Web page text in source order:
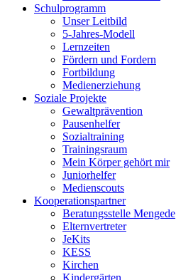
Schulprogramm
Unser Leitbild
5-Jahres-Modell
Lernzeiten
Fördern und Fordern
Fortbildung
Medienerziehung
Soziale Projekte
Gewaltprävention
Pausenhelfer
Sozialtraining
Trainingsraum
Mein Körper gehört mir
Juniorhelfer
Medienscouts
Kooperationspartner
Beratungsstelle Mengede
Elternvertreter
JeKits
KESS
Kirchen
Kindergärten